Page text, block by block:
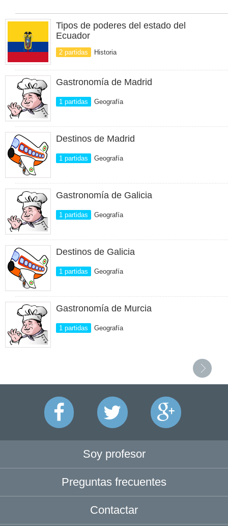
Tipos de poderes del estado del
Ecuador
2 partidas Historia
Gastronomía de Madrid
1 partidas Geografía
Destinos de Madrid
1 partidas Geografía
Gastronomía de Galicia
1 partidas Geografía
Destinos de Galicia
1 partidas Geografía
Gastronomía de Murcia
1 partidas Geografía
Soy profesor
Preguntas frecuentes
Contactar